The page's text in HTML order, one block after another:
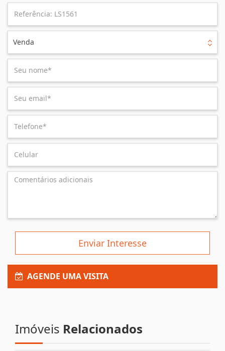
Venda
Enviar Interesse
AGENDE UMA VISITA
Imóveis Relacionados